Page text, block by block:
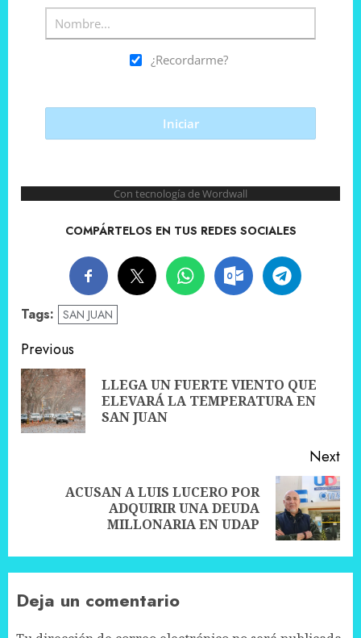
COMPÁRTELOS EN TUS REDES SOCIALES
Tags: SAN JUAN
Post
navigation
Previous
LLEGA UN FUERTE VIENTO QUE
ELEVARÁ LA TEMPERATURA EN
SAN JUAN
Next
ACUSAN A LUIS LUCERO POR
ADQUIRIR UNA DEUDA
MILLONARIA EN UDAP
Deja un comentario